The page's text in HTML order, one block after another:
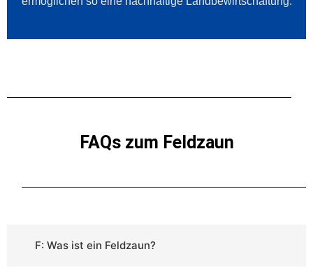
FAQs zum Feldzaun
F: Was ist ein Feldzaun?